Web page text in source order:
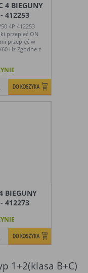
4 BIEGUNY
412253
50 4P 412253
przepieć ON
przepięć w
Hz Zgodne z
BIEGUNY
412273
1+2(klasa B+C)